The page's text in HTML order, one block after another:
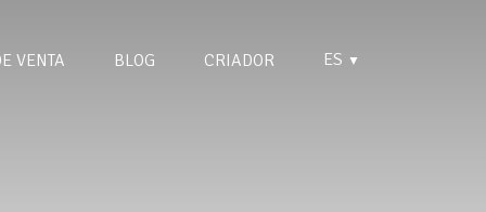
VENTA BLOG CRIADOR ES ▼